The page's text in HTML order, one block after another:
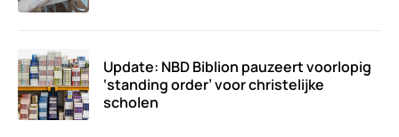
Update: NBD Biblion pauzeert voorlopig
‘standing order’ voor christelijke
scholen